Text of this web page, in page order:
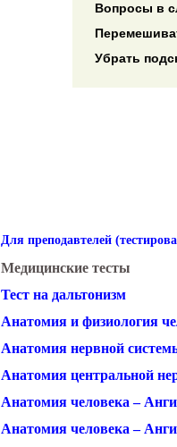
Вопросы в
Убрать
Для преподавтелей
Медицинские тесты
Тест на дальтонизм
Анатомия и физиология
Анатомия нервной
Анатомия центральной
Анатомия человека –
Анатомия человека –